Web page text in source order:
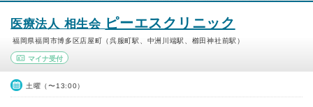
医療法人 相生会 ピーエスクリニック
福岡県福岡市博多区店屋町（呉服町駅、中洲川端駅、櫛田神社前駅）
マイナ受付
土曜（〜13:00）